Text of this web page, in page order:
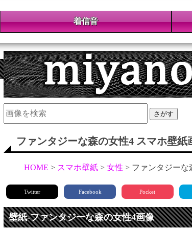
着信音
さがす
ファンタジーな森の女性4 スマホ壁紙
HOME スマホ壁紙 女性 ファンタジーな
Twitter Facebook Pocket
壁紙-ファンタジーな森の女性4画像